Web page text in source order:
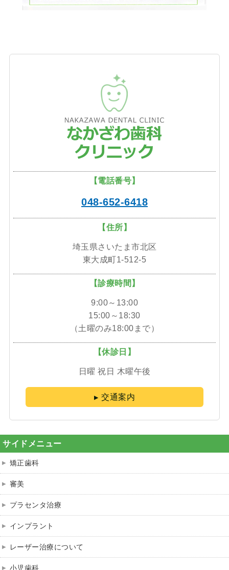
【電話番号】
048-652-6418
【住所】
埼玉県さいたま市北区
東大成町1-512-5
【診療時間】
9:00～13:00
15:00～18:30
（土曜のみ18:00まで）
【休診日】
日曜 祝日 木曜午後
交通案内
サイドメニュー
矯正歯科
審美
プラセンタ治療
インプラント
レーザー治療について
小児歯科